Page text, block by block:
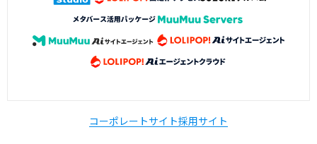
コーポレートサイト採用サイト